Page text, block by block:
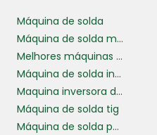
Máquina de solda
Máquina de solda mig e tig
Melhores máquinas de solda para indústria
Máquina de solda inversora
Maquina inversora de solda
Máquina de solda tig
Máquina de solda pequena